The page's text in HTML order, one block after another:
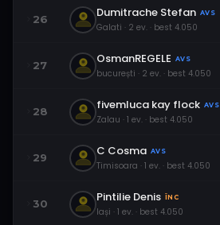
26 Dumitrache Stefan AVS
Galati · 2 ev. · best 4.050
27 OsmanREGELE AVS
bucurești · 2 ev. · best 4.050
28 fivemluca kay flock AVS
Zalau · 1 ev. · best 4.050
29 C Cosma AVS
Timisoara · 1 ev. · best 4.050
30 Pintilie Denis ÎNC
Iași · 1 ev. · best 4.050